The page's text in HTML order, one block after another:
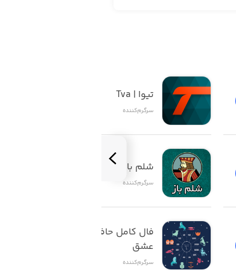
تیوا | Tva
سرگرم‌کننده
شلم باز | ShelemBaz
سرگرم‌کننده
عشق
سرگرم‌کننده